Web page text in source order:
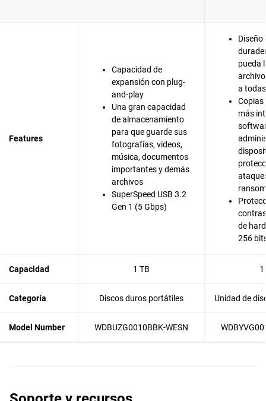
Features
Capacidad de
expansión con plug-
and-play
Una gran capacidad
de almacenamiento
para que guarde sus
fotografías, videos,
música, documentos
importantes y demás
archivos
SuperSpeed USB 3.2
Gen 1 (5 Gbps)
Diseño
pueda
a
Copias
más
de
256
Capacidad 1 TB 1
Categoría Discos duros portátiles Unidad de
Model Number WDBUZG0010BBK-WESN